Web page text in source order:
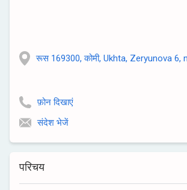
परिचय
रूस 169300, कोमी, Ukhta, Zeryunova
फ़ोन दिखाएं
संदेश भेजें